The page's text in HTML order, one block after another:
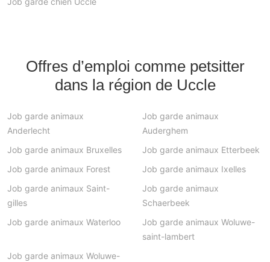
Offres d’emploi comme petsitter
dans la région de Uccle
Job garde animaux
Anderlecht
Job garde animaux
Auderghem
Job garde animaux Bruxelles
Job garde animaux Etterbeek
Job garde animaux Forest
Job garde animaux Ixelles
Job garde animaux Saint-
gilles
Job garde animaux
Schaerbeek
Job garde animaux Waterloo
Job garde animaux Woluwe-
saint-lambert
Job garde animaux Woluwe-